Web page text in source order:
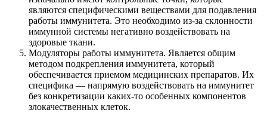
являются специфическими веществами для подавления
работы иммунитета. Это необходимо из-за склонности
иммунной системы негативно воздействовать на
здоровые ткани.
Модуляторы работы иммунитета. Является общим
методом подкрепления иммунитета, который
обеспечивается приемом медицинских препаратов. Их
специфика — напрямую воздействовать на иммунитет
без конкретизации каких-то особенных компонентов
злокачественных клеток.